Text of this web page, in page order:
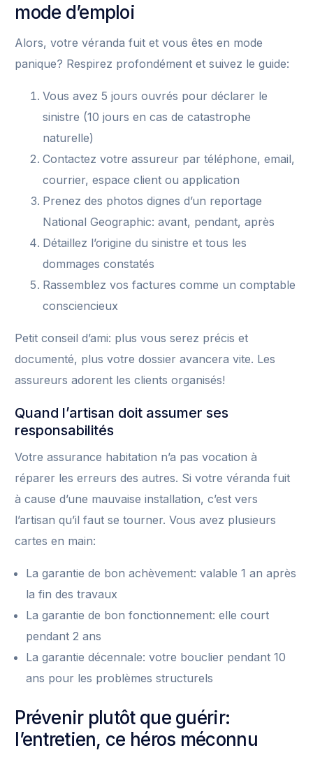
mode d’emploi
Alors, votre véranda fuit et vous êtes en mode
panique? Respirez profondément et suivez le guide:
Vous avez 5 jours ouvrés pour déclarer le
sinistre (10 jours en cas de catastrophe
naturelle)
Contactez votre assureur par téléphone, email,
courrier, espace client ou application
Prenez des photos dignes d’un reportage
National Geographic: avant, pendant, après
Détaillez l’origine du sinistre et tous les
dommages constatés
Rassemblez vos factures comme un comptable
consciencieux
Petit conseil d’ami: plus vous serez précis et
documenté, plus votre dossier avancera vite. Les
assureurs adorent les clients organisés!
Quand l’artisan doit assumer ses
responsabilités
Votre assurance habitation n’a pas vocation à
réparer les erreurs des autres. Si votre véranda fuit
à cause d’une mauvaise installation, c’est vers
l’artisan qu’il faut se tourner. Vous avez plusieurs
cartes en main:
La garantie de bon achèvement: valable 1 an après
la fin des travaux
La garantie de bon fonctionnement: elle court
pendant 2 ans
La garantie décennale: votre bouclier pendant 10
ans pour les problèmes structurels
Prévenir plutôt que guérir:
l’entretien, ce héros méconnu